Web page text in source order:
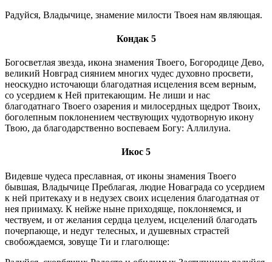
Радуйся, Владычице, знамение милости Твоея нам являющая.
Кондак 5
Богосветлая звезда, икона знамения Твоего, Богородице Дево,
великий Новград сиянием многих чудес духовно просвети,
неоскудно источающи благодатная исцеления всем верным,
со усердием к Ней притекающим. Не лиши и нас
благодатнаго Твоего озарения и милосердных щедрот Твоих,
боголепным поклонением чествующих чудотворную икону
Твою, да благодарственно воспеваем Богу: Аллилуиа.
Икос 5
Видевше чудеса преславная, от иконы знамения Твоего
бывшая, Владычице Преблагая, людие Новаграда со усердием
к ней притекаху и в недузех своих исцеления благодатная от
нея приимаху. К нейже ныне приходяще, поклоняемся, и
чествуем, и от желания сердца целуем, исцелений благодать
почерпающе, и недуг телесных, и душевных страстей
свобождаемся, зовуще Ти и глаголюще: